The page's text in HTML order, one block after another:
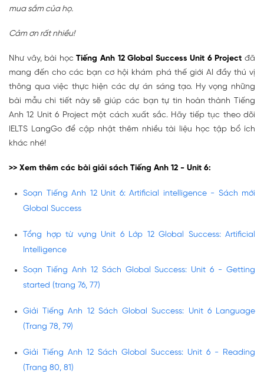
mua sắm của họ.
Cảm ơn rất nhiều!
Như vây, bài họcTiếng Anh 12 Global Success Unit 6 Project đã
mang đến cho các bạn cơ hội khám phá thế giới AI đầy thú vị
thông qua việc thực hiện các dự án sáng tạo. Hy vọng những
bài mẫu chi tiết này sẽ giúp các bạn tự tin hoàn thành Tiếng
Anh 12 Unit 6 Project một cách xuất sắc. Hãy tiếp tục theo dõi
IELTS LangGo để cập nhật thêm nhiều tài liệu học tập bổ ích
khác nhé!
>> Xem thêm các bài giải sách Tiếng Anh 12 - Unit 6:
Soạn Tiếng Anh 12 Unit 6: Artificial intelligence - Sách mới
Global Success
Tổng hợp từ vựng Unit 6 Lớp 12 Global Success: Artificial
Intelligence
Soạn Tiếng Anh 12 Sách Global Success: Unit 6 - Getting
started (trang 76, 77)
Giải Tiếng Anh 12 Sách Global Success: Unit 6 Language
(Trang 78, 79)
Giải Tiếng Anh 12 Sách Global Success: Unit 6 - Reading
(Trang 80, 81)